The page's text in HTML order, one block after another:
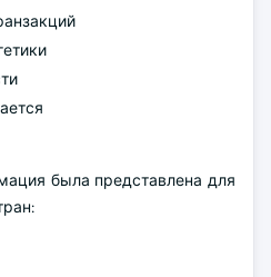
была представлена для